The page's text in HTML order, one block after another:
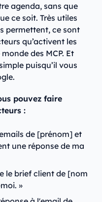
agenda, sans que
ce soit. Très utiles
permettent, ce sont
qu’activent les
des MCP. Et
puisqu’il vous
pouvez faire
:
de [prénom] et
une réponse de ma
le brief client de [nom
»